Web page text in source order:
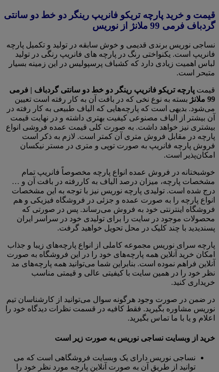
قیمت و خرید پارچه تریکو فانریپ رینگر دو خط دو سانتی
گردباف فرمی 99 ملانژ از نوریس
نساجی نوریس برندی قدیمی و خوش سابقه در تولید و تکمیل پارچه
فانریپ است. یکنواختی رنگ در پارچه های فانریپ رنگی در تولید
لباس اهمیت زیادی دارد که کشباف پرسپولیس در این زمینه بسیار
متبحر است.
قیمت پارچه تریکو فانریپ رینگر دو خط دو سانتی گردباف | فرمی
99 ملانژ
بسته به نوع نخی که در بافت آن به کار رفته است تعیین
می‌شود. بدیهی است که پارچه‌هایی که الیاف طبیعی به کار رفته در
آن بیشتر از الیاف مصنوعی کیفیت بهتری داشته و در نهایت قیمت
بیشتری نیز خواهد داشت. به صورت کلی قیمت عمده فروشی انواع
پارچه در مقابل فروش متری آن کمتر است. لازم به ذکر است
فروش پارچه فانریپ به صورت توپی و متری در مستر نیکسان
امکان‌پذیر است.
خوشبختانه در فروش عمده انواع پارچه مخصوصاً فانریپ تمام
مشخصات پارچه، میزان درصد الیاف به کاررفته در بافت آن و …
درج شده است. تولیدی پارچه نوریس نیز با توجه به این مشخصات
انواع پارچه را به صورت عمده و جزئی در فروشگاه فیزیکی و هم
فروشگاه اینترنتی خود به فروش می‌رساند. پس در صورتی که
محصولات موجود در سایت را برای تولیدی خود در سراسر ایران
پسندیدید با چند کلیک در محل تحویل خواهید گرفت.
پارچه سرای نوریس مجموعه کاملی از انواع پارچه‌های زیبا و جذاب
امکان خرید آنلاین همه پارچه‌های خود را در این فروشگاه به صورت
آنلاین فراهم نموده است. بنابراین شما می‌توانید همه پارچه‌های مد
نظر خود را در همین سایت با کیفیتی عالی و قیمتی مناسب
خریداری کنید.
در ضمن در صورت وجود هرگونه سوال می‌توانید از کارشناسان تیم
نوریس مشاوره بگیرید. فقط کافیه در قسمت نظرات دیدگاه خود را
اعلام و یا با ما تماس بگیرید.
خرید از وبسایت نساجی نوریس به صورت زیر است
نساجی نوریس دارای یک وبسایت فروشگاهی است که می
توانید از طریق آن به صورت آنلاین پارچه مورد نظر خود را